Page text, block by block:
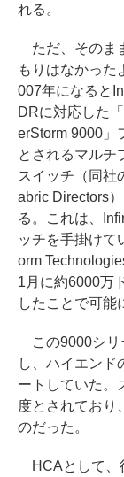
れる。
ただ、そのま
もりはなかった
007年になると
DRに対応した
erStorm 9000」
とされるマルチ
スイッチ（同社
abric Directors
る。これは、
ッチを手掛けて
orm
1月に約6000万
したことで可能
この9000シリ
し、ハイエンド
ートしていた。
度とされており
のだった。
HCAとして、